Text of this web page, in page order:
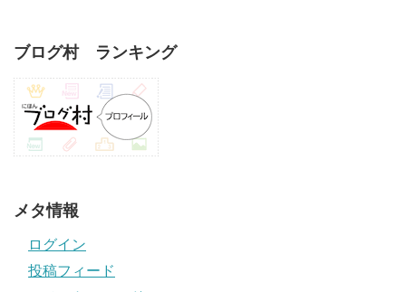
ブログ村 ランキング
メタ情報
ログイン
投稿フィード